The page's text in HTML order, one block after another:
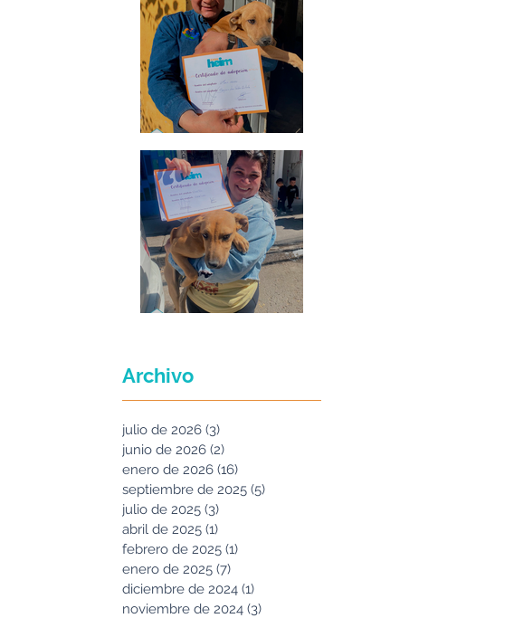
Mario Moreno
Archivo
julio de 2026 (3)
junio de 2026 (2)
enero de 2026 (16)
septiembre de 2025 (5)
julio de 2025 (3)
abril de 2025 (1)
febrero de 2025 (1)
enero de 2025 (7)
diciembre de 2024 (1)
noviembre de 2024 (3)